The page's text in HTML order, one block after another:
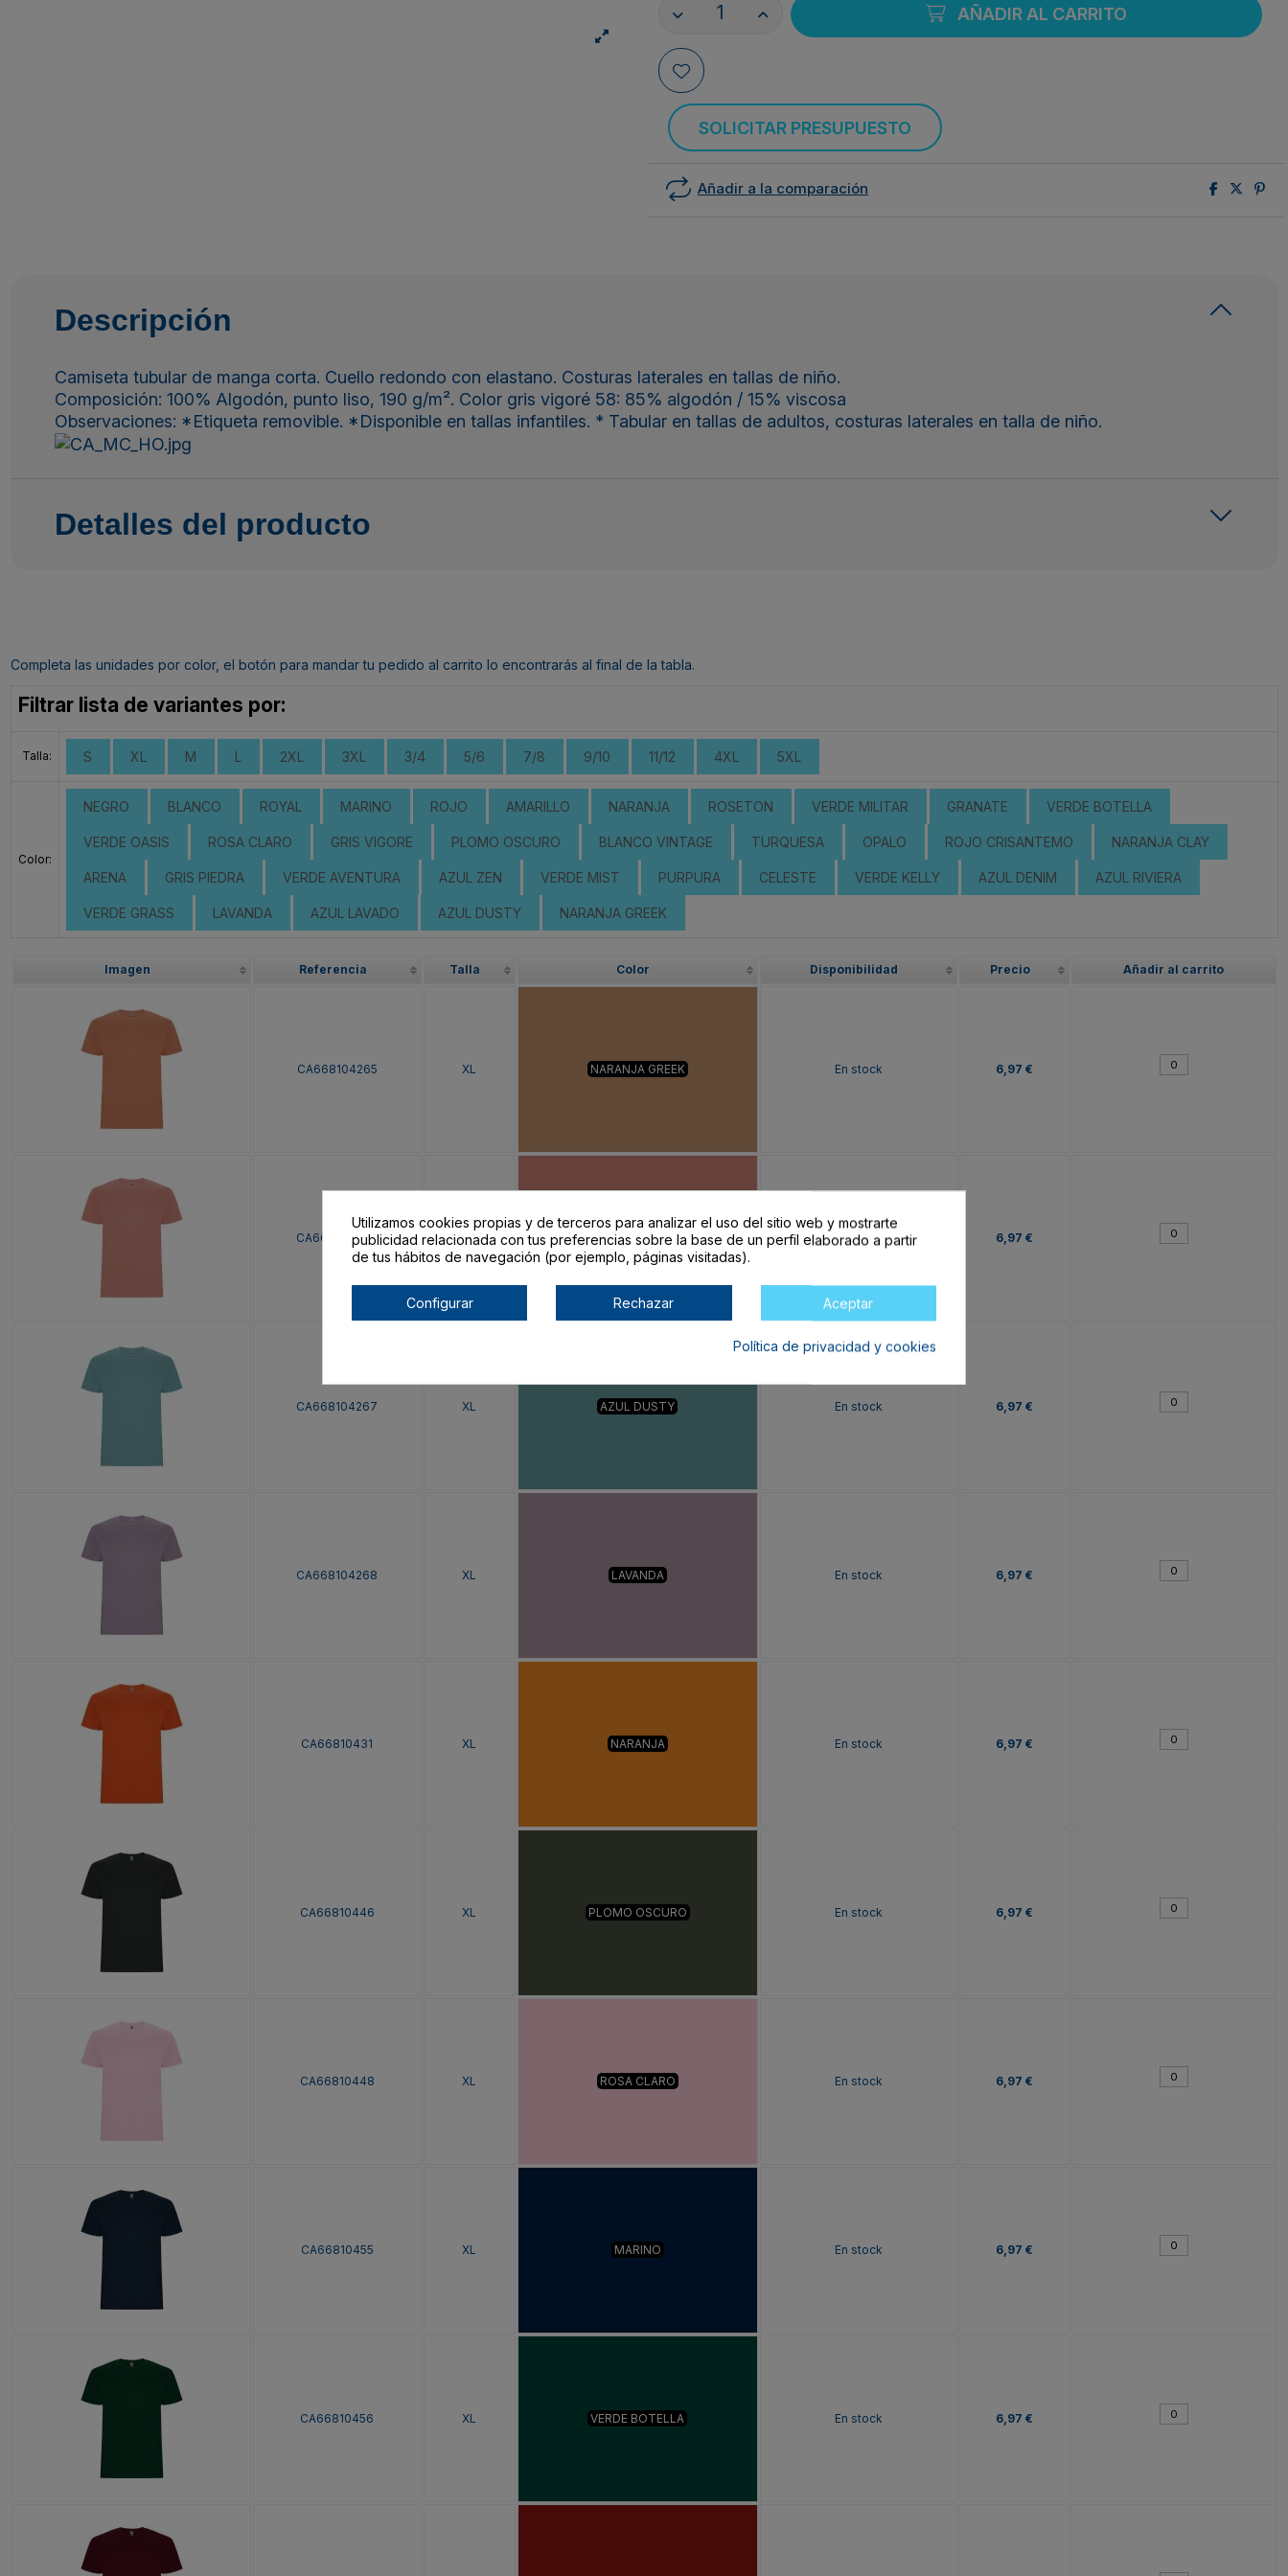
AÑADIR AL CARRITO
SOLICITAR PRESUPUESTO
Añadir a la comparación
Descripción
Camiseta tubular de manga corta. Cuello redondo con elastano. Costuras laterales en tallas de niño.
Composición: 100% Algodón, punto liso, 190 g/m². Color gris vigoré 58: 85% algodón / 15% viscosa
Observaciones: *Etiqueta removible. *Disponible en tallas infantiles. * Tabular en tallas de adultos, costuras laterales en talla de niño.
Detalles del producto
Completa las unidades por color, el botón para mandar tu pedido al carrito lo encontrarás al final de la tabla.
Filtrar lista de variantes por:
Talla: S XL M L 2XL 3XL 3/4 5/6 7/8 9/10 11/12 4XL 5XL
Color:
NEGRO BLANCO ROYAL MARINO ROJO AMARILLO NARANJA ROSETON VERDE MILITAR GRANATE VERDE BOTELLA
VERDE OASIS ROSA CLARO GRIS VIGORE PLOMO OSCURO BLANCO VINTAGE TURQUESA OPALO ROJO CRISANTEMO NARANJA CLAY
ARENA GRIS PIEDRA VERDE AVENTURA AZUL ZEN VERDE MIST PURPURA CELESTE VERDE KELLY AZUL DENIM AZUL RIVIERA
VERDE GRASS LAVANDA AZUL LAVADO AZUL DUSTY NARANJA GREEK
Imagen Referencia Talla Color Disponibilidad Precio Añadir al carrito
CA668104265 XL NARANJA GREEK En stock 6,97 €
CA668104266 XL NARANJA CLAY En stock 6,97 €
CA668104267 XL AZUL DUSTY En stock 6,97 €
CA668104268 XL LAVANDA En stock 6,97 €
CA66810431 XL NARANJA En stock 6,97 €
CA66810446 XL PLOMO OSCURO En stock 6,97 €
CA66810448 XL ROSA CLARO En stock 6,97 €
CA66810455 XL MARINO En stock 6,97 €
CA66810456 XL VERDE BOTELLA En stock 6,97 €
Utilizamos cookies propias y de terceros para analizar el uso del sitio web y mostrarte
publicidad relacionada con tus preferencias sobre la base de un perfil elaborado a partir
de tus hábitos de navegación (por ejemplo, páginas visitadas).
Configurar Rechazar Aceptar
Política de privacidad y cookies